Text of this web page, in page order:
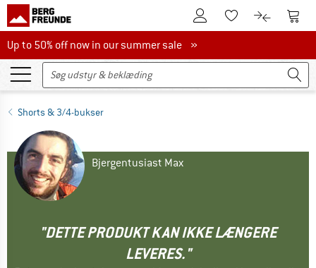
Til kundekontoenTil huskesedlen.
Til Til
Up to 50% off now in our summer sale
Up to 50% off now in our summer sale »
Shorts & 3/4-bukser
Bjergentusiast Max
"DETTE PRODUKT KAN IKKE LÆNGERE
LEVERES."